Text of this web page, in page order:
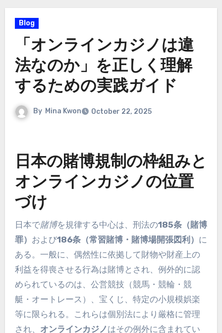
Blog
「オンラインカジノは違
法なのか」を正しく理解
するための実践ガイド
By Mina Kwon October 22, 2025
日本の賭博規制の枠組みと
オンラインカジノの位置
づけ
日本で賭博を規律する中心は、刑法の185条（賭博
罪） および186条（常習賭博・賭博場開張図利） に
ある。一般に、偶然性に依拠して財物や財産上の
利益を得喪させる行為は賭博とされ、例外的に認
められているのは、公営競技（競馬・競輪・競
艇・オートレース）、宝くじ、特定の小規模娯楽
等に限られる。これらは個別法により厳格に管理
され、 オンラインカジノはその例外に含まれてい